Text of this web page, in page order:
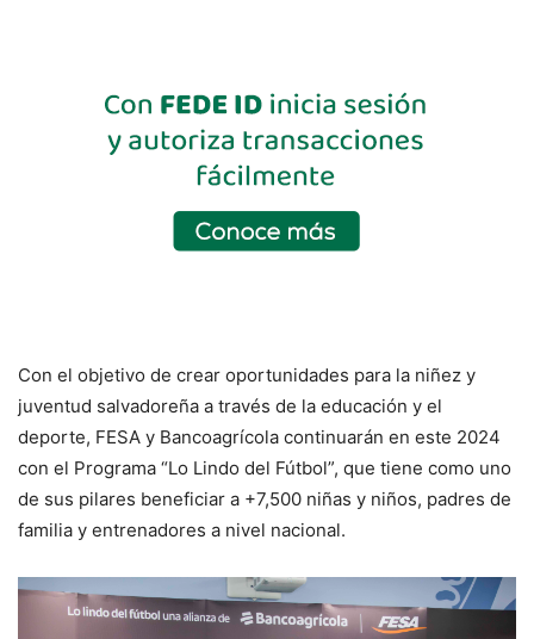
Con el objetivo de crear oportunidades para la niñez y
juventud salvadoreña a través de la educación y el
deporte, FESA y Bancoagrícola continuarán en este 2024
con el Programa “Lo Lindo del Fútbol”, que tiene como uno
de sus pilares beneficiar a +7,500 niñas y niños, padres de
familia y entrenadores a nivel nacional.